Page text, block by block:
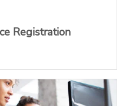
Registration